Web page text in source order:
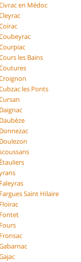
en Médoc
les Bains
les Ponts
Saint Hilaire